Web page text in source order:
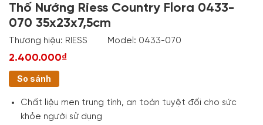
Thố Nướng Riess Country Flora 0433-
070 35x23x7,5cm
Thương hiệu: RIESS Model: 0433-070
2.400.000₫
So sánh
Chất liệu men trung tính, an toàn tuyệt đối cho sức
khỏe người sử dụng